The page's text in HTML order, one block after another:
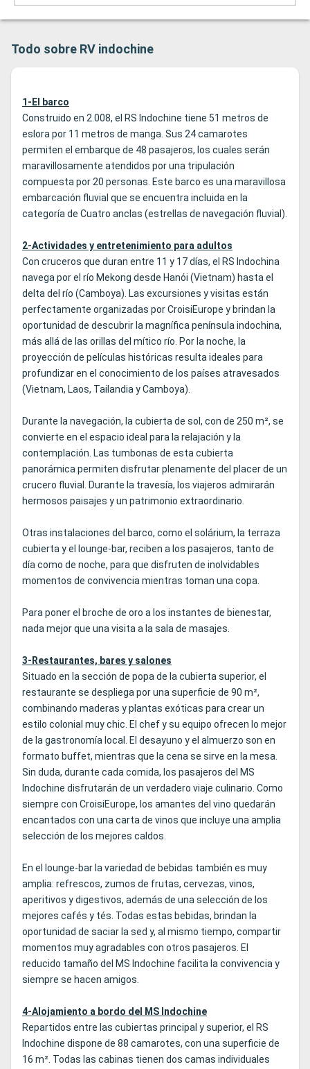
Todo sobre RV indochine
1-El barco
Construido en 2.008, el RS Indochine tiene 51 metros de
eslora por 11 metros de manga. Sus 24 camarotes
permiten el embarque de 48 pasajeros, los cuales serán
maravillosamente atendidos por una tripulación
compuesta por 20 personas. Este barco es una maravillosa
embarcación fluvial que se encuentra incluida en la
categoría de Cuatro anclas (estrellas de navegación fluvial).
2-Actividades y entretenimiento para adultos
Con cruceros que duran entre 11 y 17 días, el RS Indochina
navega por el río Mekong desde Hanói (Vietnam) hasta el
delta del río (Camboya). Las excursiones y visitas están
perfectamente organizadas por CroisiEurope y brindan la
oportunidad de descubrir la magnífica península indochina,
más allá de las orillas del mítico río. Por la noche, la
proyección de películas históricas resulta ideales para
profundizar en el conocimiento de los países atravesados
(Vietnam, Laos, Tailandia y Camboya).
Durante la navegación, la cubierta de sol, con de 250 m², se
convierte en el espacio ideal para la relajación y la
contemplación. Las tumbonas de esta cubierta
panorámica permiten disfrutar plenamente del placer de un
crucero fluvial. Durante la travesía, los viajeros admirarán
hermosos paisajes y un patrimonio extraordinario.
Otras instalaciones del barco, como el solárium, la terraza
cubierta y el lounge-bar, reciben a los pasajeros, tanto de
día como de noche, para que disfruten de inolvidables
momentos de convivencia mientras toman una copa.
Para poner el broche de oro a los instantes de bienestar,
nada mejor que una visita a la sala de masajes.
3-Restaurantes, bares y salones
Situado en la sección de popa de la cubierta superior, el
restaurante se despliega por una superficie de 90 m²,
combinando maderas y plantas exóticas para crear un
estilo colonial muy chic. El chef y su equipo ofrecen lo mejor
de la gastronomía local. El desayuno y el almuerzo son en
formato buffet, mientras que la cena se sirve en la mesa.
Sin duda, durante cada comida, los pasajeros del MS
Indochine disfrutarán de un verdadero viaje culinario. Como
siempre con CroisiEurope, los amantes del vino quedarán
encantados con una carta de vinos que incluye una amplia
selección de los mejores caldos.
En el lounge-bar la variedad de bebidas también es muy
amplia: refrescos, zumos de frutas, cervezas, vinos,
aperitivos y digestivos, además de una selección de los
mejores cafés y tés. Todas estas bebidas, brindan la
oportunidad de saciar la sed y, al mismo tiempo, compartir
momentos muy agradables con otros pasajeros. El
reducido tamaño del MS Indochine facilita la convivencia y
siempre se hacen amigos.
4-Alojamiento a bordo del MS Indochine
Repartidos entre las cubiertas principal y superior, el RS
Indochine dispone de 88 camarotes, con una superficie de
16 m². Todas las cabinas tienen dos camas individuales